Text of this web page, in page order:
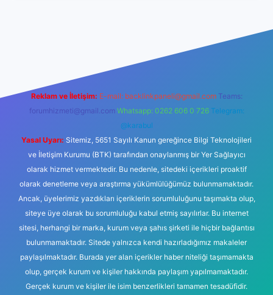
Reklam ve İletişim: E-mail: backlinkpaneli@gmail.com Teams:
forumhizmeti@gmail.com Whatsapp: 0262 606 0 726 Telegram:
@karabul
Yasal Uyarı: Sitemiz, 5651 Sayılı Kanun gereğince Bilgi Teknolojileri
ve İletişim Kurumu (BTK) tarafından onaylanmış bir Yer Sağlayıcı
olarak hizmet vermektedir. Bu nedenle, sitedeki içerikleri proaktif
olarak denetleme veya araştırma yükümlülüğümüz bulunmamaktadır.
Ancak, üyelerimiz yazdıkları içeriklerin sorumluluğunu taşımakta olup,
siteye üye olarak bu sorumluluğu kabul etmiş sayılırlar. Bu internet
sitesi, herhangi bir marka, kurum veya şahıs şirketi ile hiçbir bağlantısı
bulunmamaktadır. Sitede yalnızca kendi hazırladığımız makaleler
paylaşılmaktadır. Burada yer alan içerikler haber niteliği taşımamakta
olup, gerçek kurum ve kişiler hakkında paylaşım yapılmamaktadır.
Gerçek kurum ve kişiler ile isim benzerlikleri tamamen tesadüfidir.